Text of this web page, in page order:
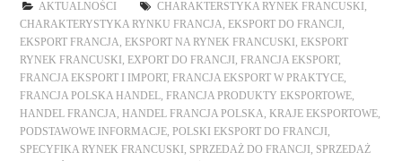
AKTUALNOŚCI CHARAKTERSTYKA RYNEK FRANCUSKI
CHARAKTERYSTYKA RYNKU FRANCJA
EKSPORT DO FRANCJI
EKSPORT FRANCJA
EKSPORT NA RYNEK FRANCUSKI
EKSPORT
RYNEK FRANCUSKI
EXPORT DO FRANCJI FRANCJA EKSPORT,
FRANCJA EKSPORT I IMPORT, FRANCJA EKSPORT W PRAKTYCE
FRANCJA POLSKA HANDEL
FRANCJA PRODUKTY EKSPORTOWE
HANDEL FRANCJA
HANDEL FRANCJA POLSKA KRAJE EKSPORTOWE
PODSTAWOWE INFORMACJE
POLSKI EKSPORT DO FRANCJI
SPECYFIKA RYNEK FRANCUSKI
SPRZEDAŻ DO FRANCJI
SPRZEDAŻ